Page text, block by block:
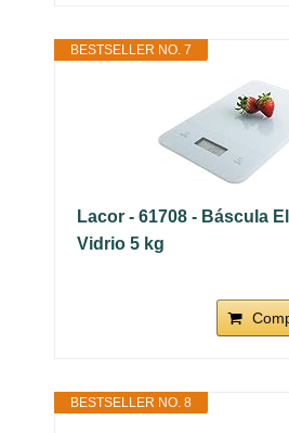
BESTSELLER NO. 7
Lacor - 61708 - Báscula
Vidrio 5 kg
BESTSELLER NO. 8